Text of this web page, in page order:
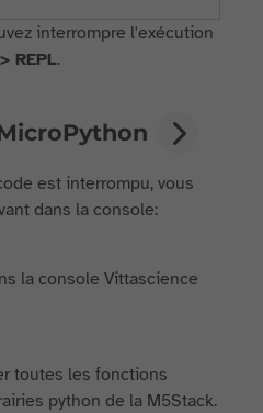
interrompre l'exécution
> REPL.
est interrompu, vous
dans la console:
toutes les fonctions
python de la M5Stack.